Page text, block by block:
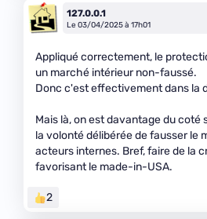
127.0.0.1
Le 03/04/2025 à 17h01
Appliqué correctement, le
un marché intérieur non-faussé.
Donc c'est effectivement dans la
Mais là, on est davantage du
la volonté délibérée de fausser le
acteurs internes. Bref, faire de la
favorisant le made-in-USA.
2